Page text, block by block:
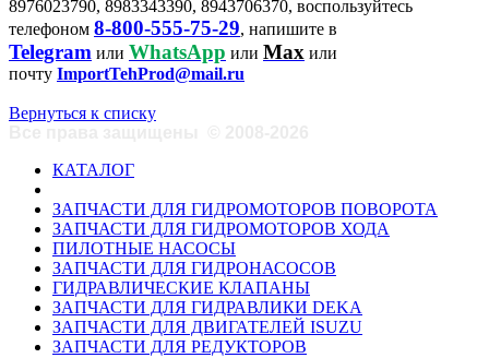
8976023790, 8983343390, 8943706370, воспользуйтесь
телефоном 8-800-555-75-29, напишите в
Telegram или WhatsApp или Max или
почту ImportTehProd@mail.ru
Вернуться к списку
КАТАЛОГ
ЗАПЧАСТИ ДЛЯ ГИДРОМОТОРОВ ПОВОРОТА
ЗАПЧАСТИ ДЛЯ ГИДРОМОТОРОВ ХОДА
ПИЛОТНЫЕ НАСОСЫ
ЗАПЧАСТИ ДЛЯ ГИДРОНАСОСОВ
ГИДРАВЛИЧЕСКИЕ КЛАПАНЫ
ЗАПЧАСТИ ДЛЯ ГИДРАВЛИКИ DEKA
ЗАПЧАСТИ ДЛЯ ДВИГАТЕЛЕЙ ISUZU
ЗАПЧАСТИ ДЛЯ РЕДУКТОРОВ